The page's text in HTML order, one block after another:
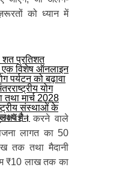
को ध्यान में
शत प्रतिशत
एक विशेष ऑनलाइन
पर्यटन को बढ़ावा
योग
मार्च 2028
संस्थाओं के
है। करने वाले
लागत का 50
तक तथा मैदानी
₹10 लाख तक का